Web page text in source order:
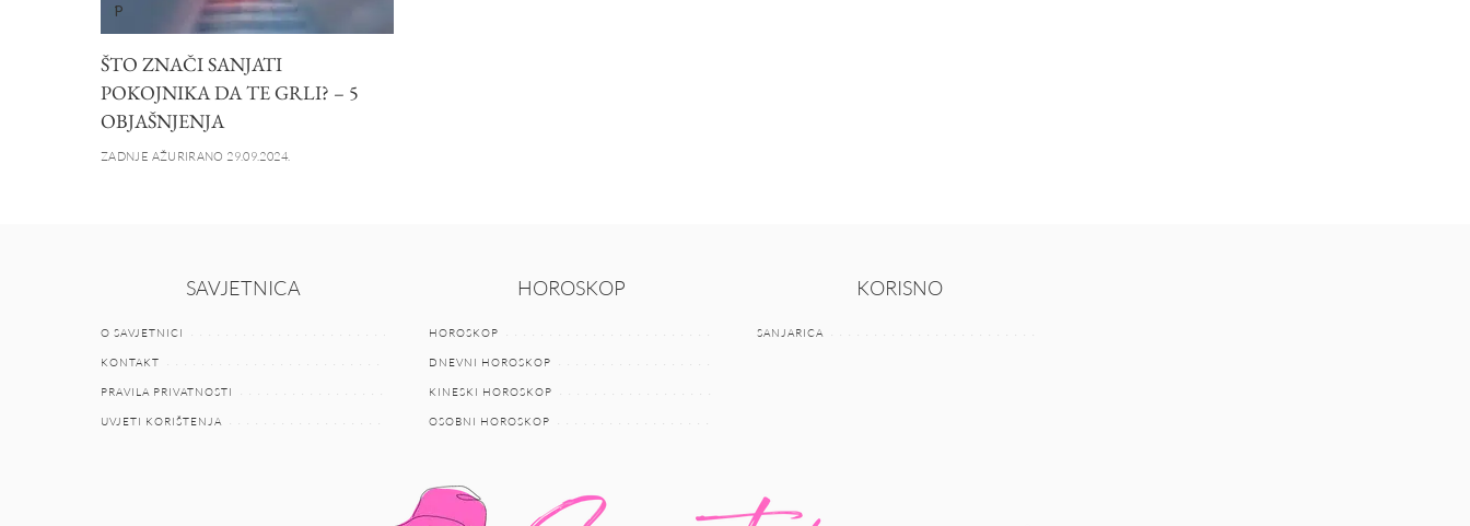
P
ŠTO ZNAČI SANJATI
POKOJNIKA DA TE GRLI? – 5
OBJAŠNJENJA
ZADNJE AŽURIRANO 29.09.2024.
SAVJETNICA
O SAVJETNICI
KONTAKT
PRAVILA PRIVATNOSTI
UVJETI KORIŠTENJA
HOROSKOP
HOROSKOP
DNEVNI HOROSKOP
KINESKI HOROSKOP
OSOBNI HOROSKOP
KORISNO
SANJARICA